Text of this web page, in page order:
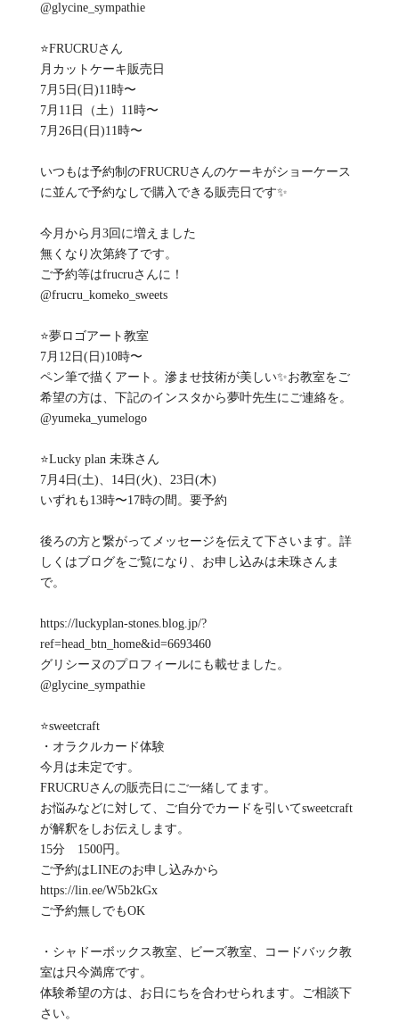
@glycine_sympathie
⭐️FRUCRUさん
月カットケーキ販売日
7月5日(日)11時〜
7月11日（土）11時〜
7月26日(日)11時〜
いつもは予約制のFRUCRUさんのケーキがショーケース
に並んで予約なしで購入できる販売日です✨
今月から月3回に増えました
無くなり次第終了です。
ご予約等はfrucruさんに！
@frucru_komeko_sweets
⭐️夢ロゴアート教室
7月12日(日)10時〜
ペン筆で描くアート。滲ませ技術が美しい✨お教室をご
希望の方は、下記のインスタから夢叶先生にご連絡を。
@yumeka_yumelogo
⭐️Lucky plan 未珠さん
7月4日(土)、14日(火)、23日(木)
いずれも13時〜17時の間。要予約
後ろの方と繋がってメッセージを伝えて下さいます。詳
しくはブログをご覧になり、お申し込みは未珠さんま
で。
https://luckyplan-stones.blog.jp/?
ref=head_btn_home&id=6693460
グリシーヌのプロフィールにも載せました。
@glycine_sympathie
⭐️sweetcraft
・オラクルカード体験
今月は未定です。
FRUCRUさんの販売日にご一緒してます。
お悩みなどに対して、ご自分でカードを引いてsweetcraft
が解釈をしお伝えします。
15分 1500円。
ご予約はLINEのお申し込みから
https://lin.ee/W5b2kGx
ご予約無しでもOK
・シャドーボックス教室、ビーズ教室、コードバック教
室は只今満席です。
体験希望の方は、お日にちを合わせられます。ご相談下
さい。